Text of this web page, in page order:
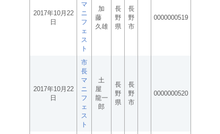
2017年10月22
日
マ
ニ
フ
ェ
ス
ト
加
藤
久雄
長
野
県
長
野
市
0000000519
2017年10月22
日
市
長
マ
ニ
フ
ェ
ス
ト
土
屋
龍一
郎
長
野
県
長
野
市
0000000520